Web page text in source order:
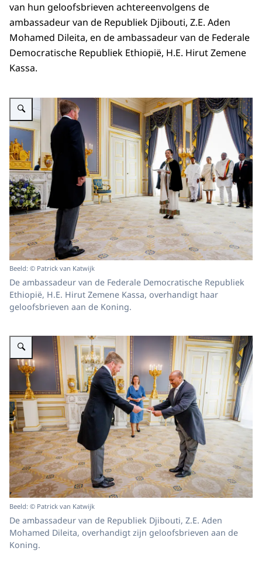
van hun geloofsbrieven achtereenvolgens de
ambassadeur van de Republiek Djibouti, Z.E. Aden
Mohamed Dileita, en de ambassadeur van de Federale
Democratische Republiek Ethiopië, H.E. Hirut Zemene
Kassa.
Vergroot afbeelding Koning Willem-Alexander ontvangt ter
Beeld: © Patrick van Katwijk
De ambassadeur van de Federale Democratische Republiek
Ethiopië, H.E. Hirut Zemene Kassa, overhandigt haar
geloofsbrieven aan de Koning.
Vergroot afbeelding Koning Willem-Alexander ontvangt ter
Beeld: © Patrick van Katwijk
De ambassadeur van de Republiek Djibouti, Z.E. Aden
Mohamed Dileita, overhandigt zijn geloofsbrieven aan de
Koning.